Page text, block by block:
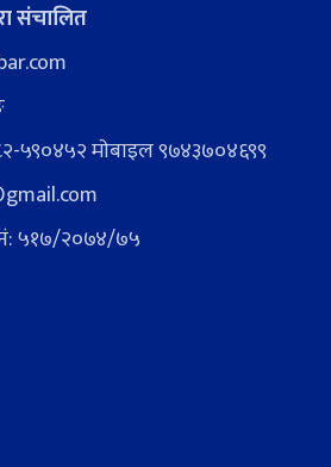
संचालित
५९०४५२ माेबाइल ९७४३७०४६९९
नं: ५१७/२०७४/७५